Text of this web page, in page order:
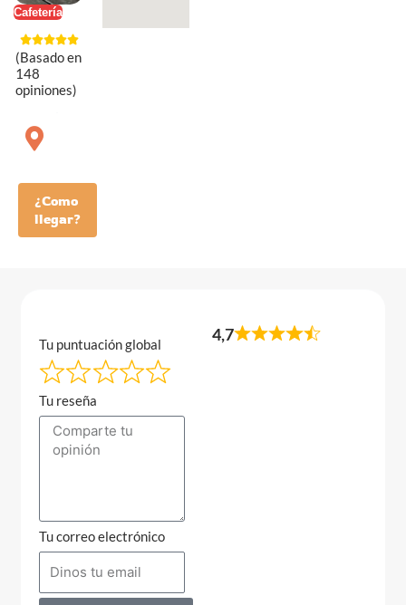
Cafetería
(Basado en
148
opiniones)
¿Como
llegar?
Tu puntuación global
Tu reseña
Tu correo electrónico
4,7